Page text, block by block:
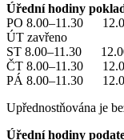
Úřední hodiny
PO 8.00–11.30
ÚT zavřeno
ST 8.00–11.30
ČT 8.00–11.30
PÁ 8.00–11.30
Upřednostňována je
Úřední hodiny